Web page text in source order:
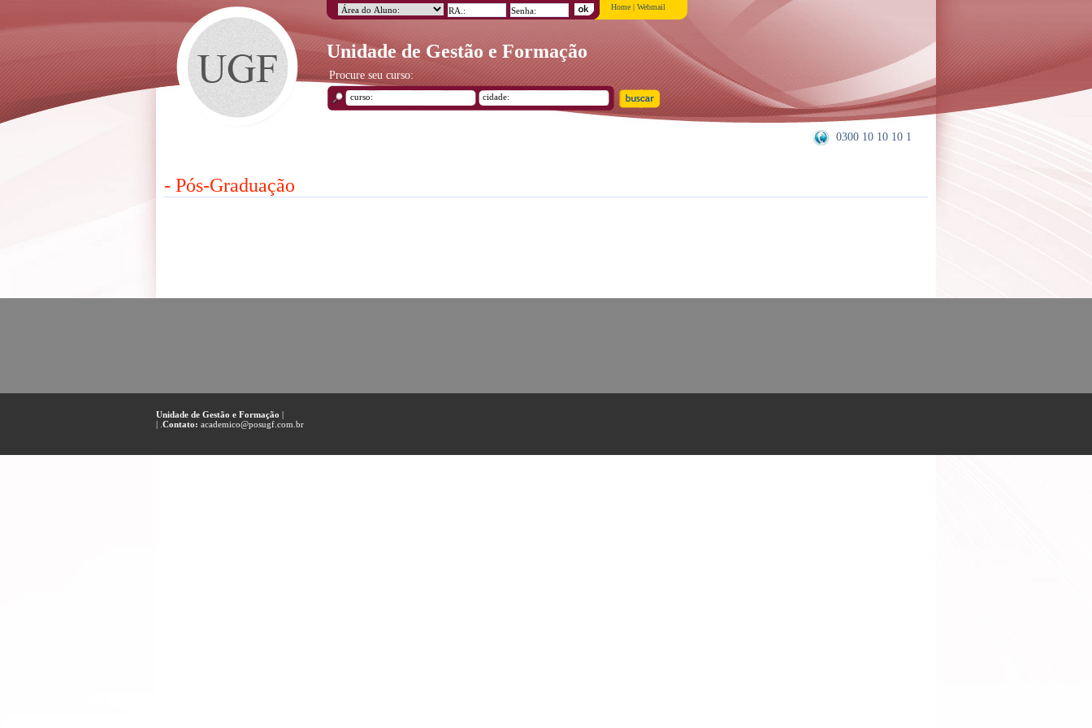
Unidade de Gestão e Formação
Home | Webmail
Procure seu curso:
0300 10 10 10 1
- Pós-Graduação
Unidade de Gestão e Formação |
| . Contato: academico@posugf.com.br